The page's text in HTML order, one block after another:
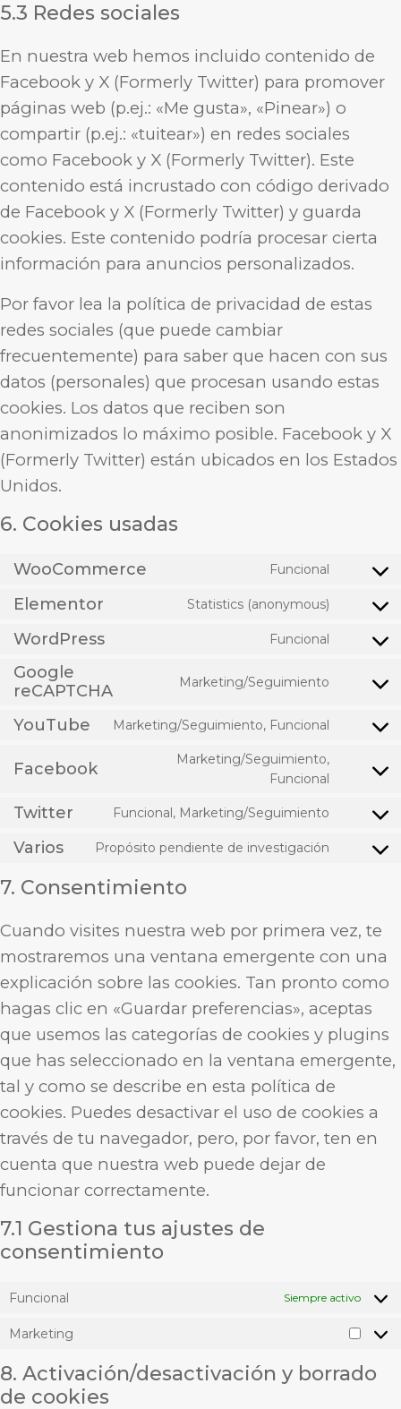
5.3 Redes sociales
En nuestra web hemos incluido contenido de
Facebook y X (Formerly Twitter) para promover
páginas web (p.ej.: «Me gusta», «Pinear») o
compartir (p.ej.: «tuitear») en redes sociales
como Facebook y X (Formerly Twitter). Este
contenido está incrustado con código derivado
de Facebook y X (Formerly Twitter) y guarda
cookies. Este contenido podría procesar cierta
información para anuncios personalizados.
Por favor lea la política de privacidad de estas
redes sociales (que puede cambiar
frecuentemente) para saber que hacen con sus
datos (personales) que procesan usando estas
cookies. Los datos que reciben son
anonimizados lo máximo posible. Facebook y X
(Formerly Twitter) están ubicados en los Estados
Unidos.
6. Cookies usadas
WooCommerce Funcional
Elementor Statistics (anonymous)
WordPress Funcional
Google
reCAPTCHA
Marketing/Seguimiento
YouTube Marketing/Seguimiento, Funcional
Facebook
Marketing/Seguimiento,
Funcional
Twitter Funcional, Marketing/Seguimiento
Varios Propósito pendiente de investigación
7. Consentimiento
Cuando visites nuestra web por primera vez, te
mostraremos una ventana emergente con una
explicación sobre las cookies. Tan pronto como
hagas clic en «Guardar preferencias», aceptas
que usemos las categorías de cookies y plugins
que has seleccionado en la ventana emergente,
tal y como se describe en esta política de
cookies. Puedes desactivar el uso de cookies a
través de tu navegador, pero, por favor, ten en
cuenta que nuestra web puede dejar de
funcionar correctamente.
7.1 Gestiona tus ajustes de
consentimiento
Funcional Siempre activo
Marketing
8. Activación/desactivación y borrado
de cookies